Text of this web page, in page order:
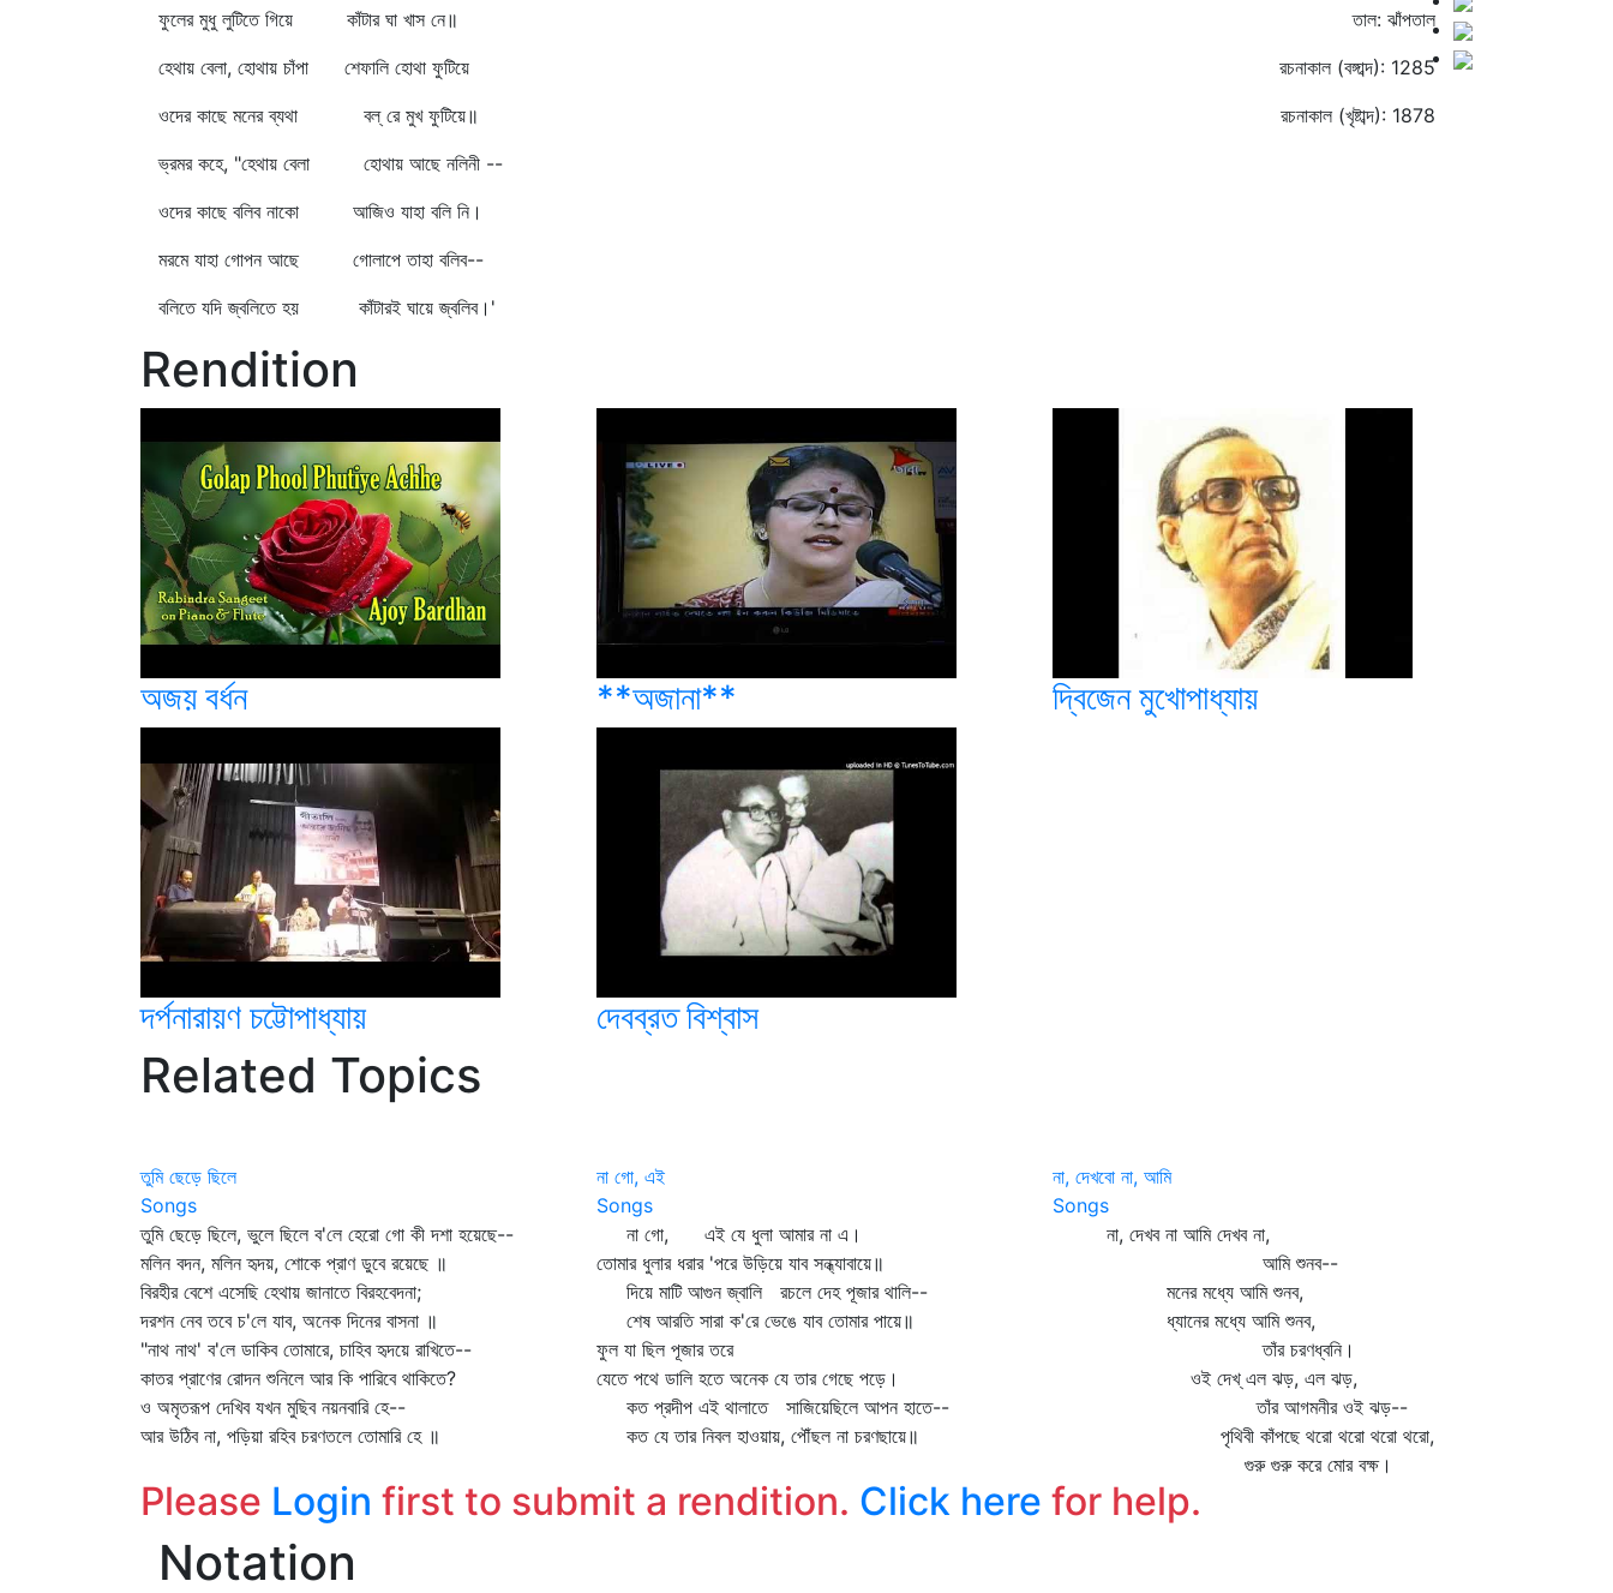
ফুলের মুধু লুটিতে গিয়ে কাঁটার ঘা খাস নে॥
হেথায় বেলা, হোথায় চাঁপা শেফালি হোথা ফুটিয়ে
ওদের কাছে মনের ব্যথা বল্‌ রে মুখ ফুটিয়ে॥
ভ্রমর কহে, "হেথায় বেলা হোথায় আছে নলিনী --
ওদের কাছে বলিব নাকো আজিও যাহা বলি নি।
মরমে যাহা গোপন আছে গোলাপে তাহা বলিব--
বলিতে যদি জ্বলিতে হয় কাঁটারই ঘায়ে জ্বলিব।'
তাল: ঝাঁপতাল
রচনাকাল (বঙ্গাব্দ): 1285
রচনাকাল (খৃষ্টাব্দ): 1878
Rendition
অজয় বর্ধন **অজানা** দ্বিজেন মুখোপাধ্যায়
দর্পনারায়ণ চট্টোপাধ্যায় দেবব্রত বিশ্বাস
Related Topics
তুমি ছেড়ে ছিলে
Songs
তুমি ছেড়ে ছিলে, ভুলে ছিলে ব'লে হেরো গো কী দশা হয়েছে--
মলিন বদন, মলিন হৃদয়, শোকে প্রাণ ডুবে রয়েছে ॥
বিরহীর বেশে এসেছি হেথায় জানাতে বিরহবেদনা;
দরশন নেব তবে চ'লে যাব, অনেক দিনের বাসনা ॥
"নাথ নাথ' ব'লে ডাকিব তোমারে, চাহিব হৃদয়ে রাখিতে--
কাতর প্রাণের রোদন শুনিলে আর কি পারিবে থাকিতে?
ও অমৃতরূপ দেখিব যখন মুছিব নয়নবারি হে--
আর উঠিব না, পড়িয়া রহিব চরণতলে তোমারি হে ॥
না গো, এই
Songs
না গো, এই যে ধুলা আমার না এ।
তোমার ধুলার ধরার 'পরে উড়িয়ে যাব সন্ধ্যাবায়ে॥
দিয়ে মাটি আগুন জ্বালি রচলে দেহ পূজার থালি--
শেষ আরতি সারা ক'রে ভেঙে যাব তোমার পায়ে॥
ফুল যা ছিল পূজার তরে
যেতে পথে ডালি হতে অনেক যে তার গেছে পড়ে।
কত প্রদীপ এই থালাতে সাজিয়েছিলে আপন হাতে--
কত যে তার নিবল হাওয়ায়, পৌঁছল না চরণছায়ে॥
না, দেখবো না, আমি
Songs
না, দেখব না আমি দেখব না,
আমি শুনব--
মনের মধ্যে আমি শুনব,
ধ্যানের মধ্যে আমি শুনব,
তাঁর চরণধ্বনি।
ওই দেখ্‌ এল ঝড়, এল ঝড়,
তাঁর আগমনীর ওই ঝড়--
পৃথিবী কাঁপছে থরো থরো থরো থরো,
গুরু গুরু করে মোর বক্ষ।
Please Login first to submit a rendition. Click here for help.
Notation